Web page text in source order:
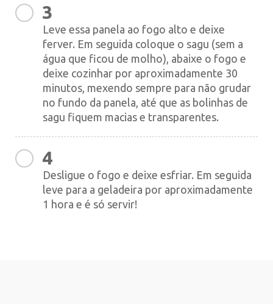
3
Leve essa panela ao fogo alto e deixe
ferver. Em seguida coloque o sagu (sem a
água que ficou de molho), abaixe o fogo e
deixe cozinhar por aproximadamente 30
minutos, mexendo sempre para não grudar
no fundo da panela, até que as bolinhas de
sagu fiquem macias e transparentes.
4
Desligue o fogo e deixe esfriar. Em seguida
leve para a geladeira por aproximadamente
1 hora e é só servir!